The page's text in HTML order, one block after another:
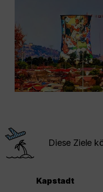
Diese Ziele
Kapstadt